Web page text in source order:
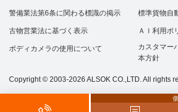
警備業法第6条に関わる標識の掲示 標準貨物自
古物営業法に基づく表示 ＡＩ利用ポ
ボディカメラの使用について
カスタマー
本方針
Copyright © 2003-2026 ALSOK CO.,LTD. All rights